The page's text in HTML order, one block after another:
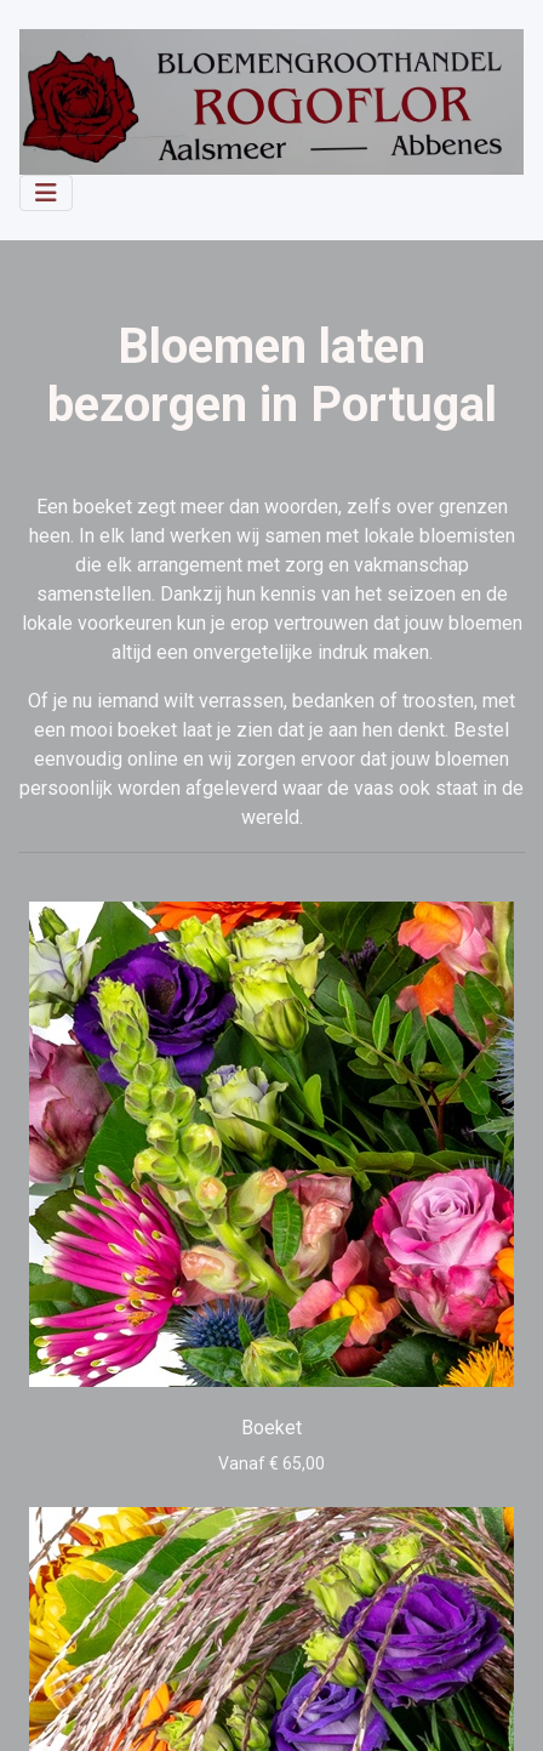
Bloemen laten
bezorgen in Portugal
Een boeket zegt meer dan woorden, zelfs over grenzen
heen. In elk land werken wij samen met lokale bloemisten
die elk arrangement met zorg en vakmanschap
samenstellen. Dankzij hun kennis van het seizoen en de
lokale voorkeuren kun je erop vertrouwen dat jouw bloemen
altijd een onvergetelijke indruk maken.
Of je nu iemand wilt verrassen, bedanken of troosten, met
een mooi boeket laat je zien dat je aan hen denkt. Bestel
eenvoudig online en wij zorgen ervoor dat jouw bloemen
persoonlijk worden afgeleverd waar de vaas ook staat in de
wereld.
Boeket
Vanaf € 65,00